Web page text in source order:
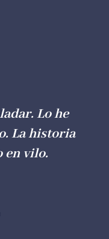
. Lo he
La historia
en vilo.